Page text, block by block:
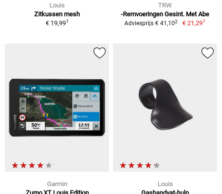
Louis
Zitkussen mesh
€ 19,991
TRW
-Remvoeringen Gesint. Met Abe
Adviesprijs € 41,102 € 21,291
Garmin
Louis